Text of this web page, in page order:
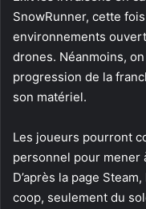
SnowRunner, cette fois
environnements
drones. Néanmoins,
progression de la
son matériel.
Les joueurs pourront
personnel pour mener
D’après la page
coop, seulement du